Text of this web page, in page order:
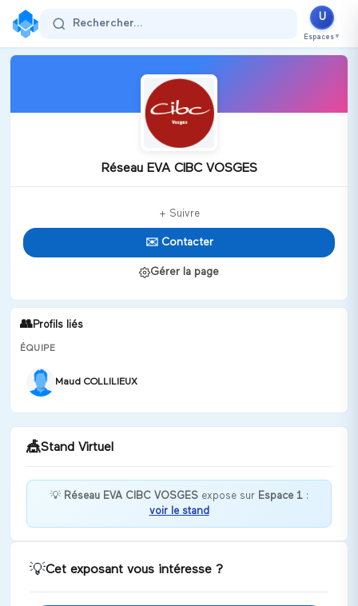
Rechercher...
U
Espaces ▼
Réseau EVA CIBC VOSGES
+ Suivre
✉️ Contacter
Gérer la page
👥Profils liés
ÉQUIPE
Maud COLLILIEUX
🎪Stand Virtuel
Bienvenue chez Réseau EVA CIBC VOSGES !
💡 Réseau EVA CIBC VOSGESexpose sur Espace 1:
voir le stand
💡Cet exposant vous intéresse ?